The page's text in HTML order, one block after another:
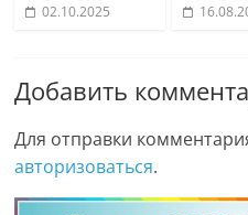
02.10.2025
Добавить
Для отправки
авторизоваться.